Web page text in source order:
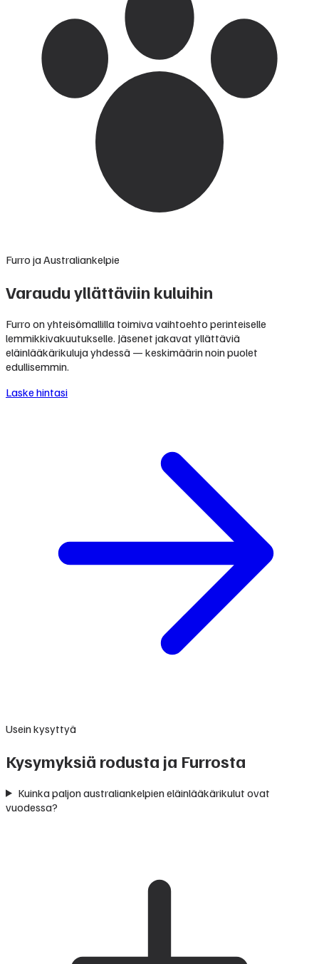
Furro ja Australiankelpie
Varaudu yllättäviin kuluihin
Furro on yhteisömallilla toimiva vaihtoehto perinteiselle
lemmikkivakuutukselle. Jäsenet jakavat yllättäviä
eläinlääkärikuluja yhdessä — keskimäärin noin puolet
edullisemmin.
Laske hintasi
Usein kysyttyä
Kysymyksiä rodusta ja Furrosta
Kuinka paljon australiankelpien eläinlääkärikulut ovat
vuodessa?